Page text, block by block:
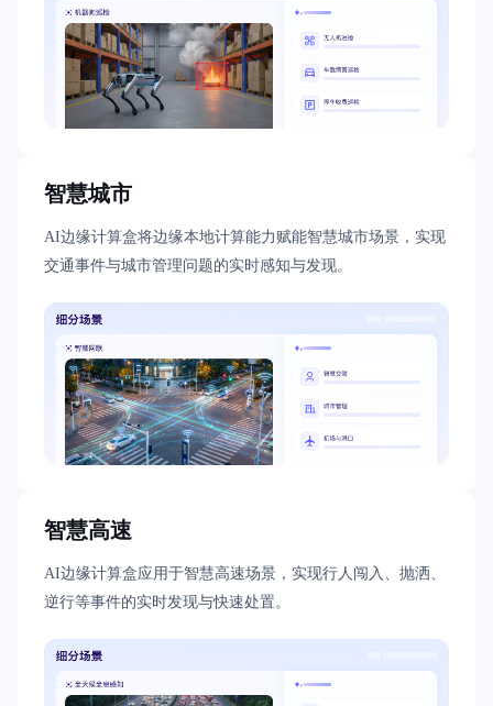
智慧城市
AI边缘计算盒将边缘本地计算能力赋能智慧城市场景，实现
交通事件与城市管理问题的实时感知与发现。
智慧高速
AI边缘计算盒应用于智慧高速场景，实现行人闯入、抛洒、
逆行等事件的实时发现与快速处置。